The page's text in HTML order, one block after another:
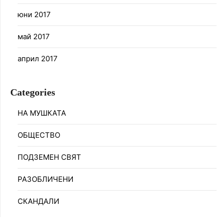
юни 2017
май 2017
април 2017
Categories
НА МУШКАТА
ОБЩЕСТВО
ПОДЗЕМЕН СВЯТ
РАЗОБЛИЧЕНИ
СКАНДАЛИ